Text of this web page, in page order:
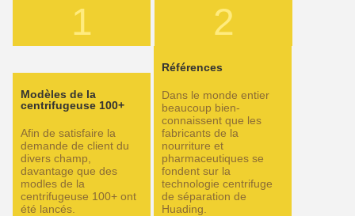
1 2
Modèles de la
centrifugeuse 100+
Afin de satisfaire la
demande de client du
divers champ,
davantage que des
modles de la
centrifugeuse 100+ ont
été lancés.
Références
Dans le monde entier
beaucoup bien-
connaissent que les
fabricants de la
nourriture et
pharmaceutiques se
fondent sur la
technologie centrifuge
de séparation de
Huading.